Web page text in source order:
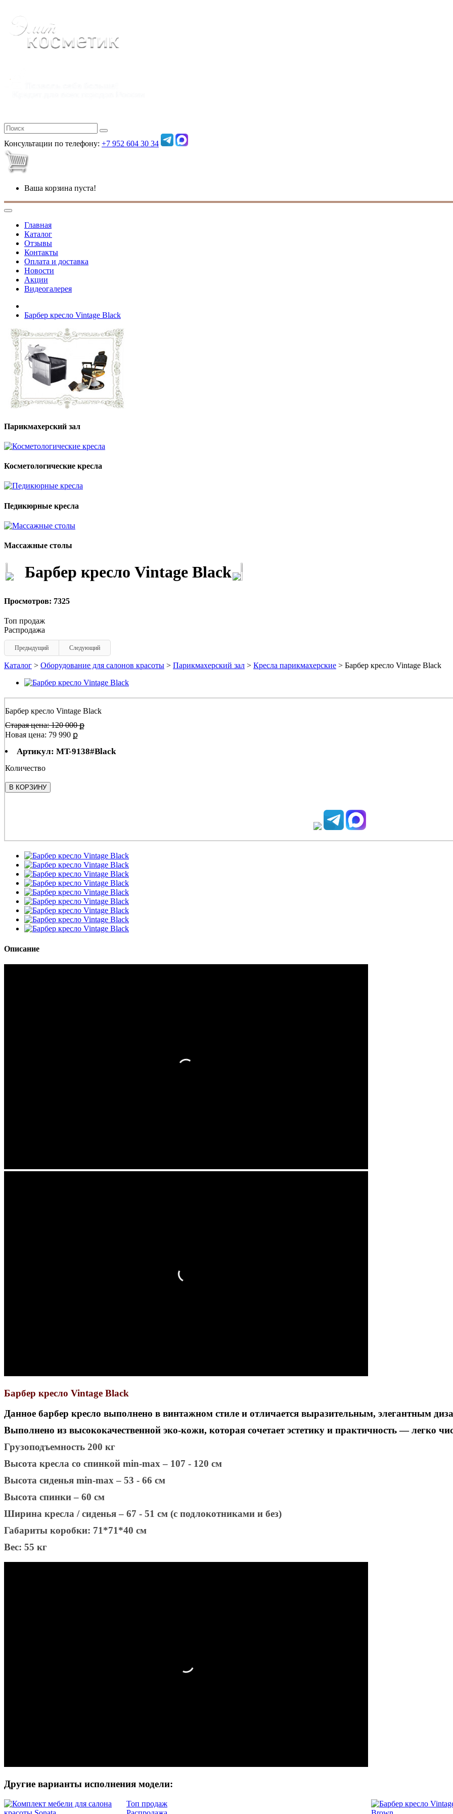
Консультации по телефону: +7 952 604 30 34
Ваша корзина пуста!
Главная
Каталог
Отзывы
Контакты
Оплата и доставка
Новости
Акции
Видеогалерея
Барбер кресло Vintage Black
Парикмахерский зал
Косметологические кресла
Педикюрные кресла
Массажные столы
Барбер кресло Vintage Black
Просмотров: 7325
Топ продаж
Распродажа
Предыдущий Следующий
Каталог > Оборудование для салонов красоты > Парикмахерский зал > Кресла парикмахерские > Барбер кресло Vintage Black
Барбер кресло Vintage Black
Старая цена: 120 000 ք
Новая цена: 79 990 ք
Артикул: MT-9138#Black
Количество
В КОРЗИНУ
Описание
Барбер кресло Vintage Black
Данное барбер кресло выполнено в винтажном стиле и отличается выразительным, элегантным
Выполнено из высококачественной эко-кожи, которая сочетает эстетику и практичность — легко
Грузоподъемность 200 кг
Высота кресла со спинкой min-max– 107 - 120 см
Высота сиденья min-max– 53 - 66 см
Высота спинки – 60 см
Ширина кресла / сиденья – 67 - 51 см (с подлокотниками и без)
Габариты коробки: 71*71*40 см
Вес: 55 кг
Другие варианты исполнения модели:
Топ продаж